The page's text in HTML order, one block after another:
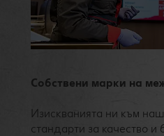
Собствени марки на
Изискванията ни към
стандарти за качество